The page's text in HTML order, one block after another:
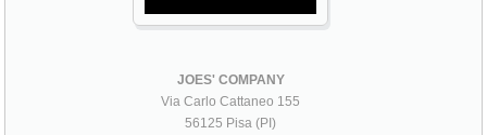
JOES' COMPANY
Via Carlo Cattaneo 155
56125 Pisa (PI)